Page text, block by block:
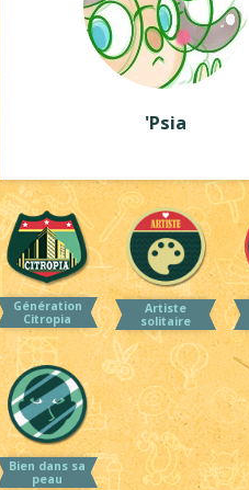
'Psia
Génération
Citropia
Artiste
solitaire
Bien dans sa
peau